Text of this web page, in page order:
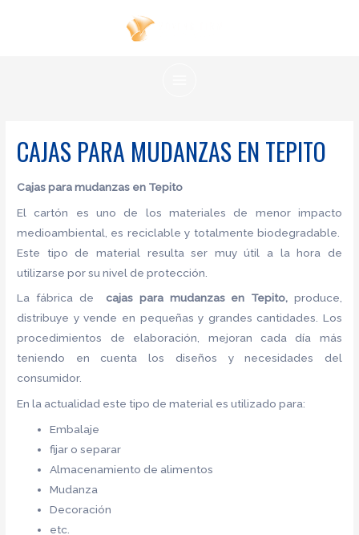
CAJAS PARA MUDANZAS EN TEPITO
Cajas para mudanzas en Tepito
El cartón es uno de los materiales de menor impacto
medioambiental, es reciclable y totalmente biodegradable.
Este tipo de material resulta ser muy útil a la hora de
utilizarse por su nivel de protección.
La fábrica decajas para mudanzas en Tepito, produce,
distribuye y vende en pequeñas y grandes cantidades. Los
procedimientos de elaboración, mejoran cada día más
teniendo en cuenta los diseños y necesidades del
consumidor.
En la actualidad este tipo de material es utilizado para:
Embalaje
fijar o separar
Almacenamiento de alimentos
Mudanza
Decoración
etc.